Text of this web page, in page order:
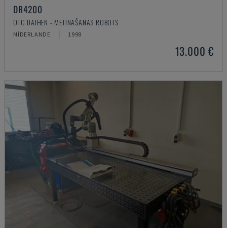
DR4200
OTC DAIHEN - METINĀŠANAS ROBOTS
NĪDERLANDE 1998
13.000 €